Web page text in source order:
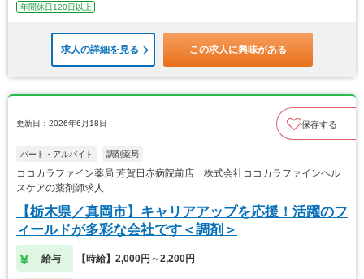
年間休日120日以上
求人の詳細を見る この求人に興味がある
更新日：2026年6月18日 保存する
パート・アルバイト 調剤薬局
ココカラファイン薬局 芳賀日赤病院前店 株式会社ココカラファインヘル
スケアの薬剤師求人
【栃木県／真岡市】キャリアアップを応援！活躍のフ
ィールドが多彩な会社です＜調剤＞
給与 【時給】2,000円～2,200円